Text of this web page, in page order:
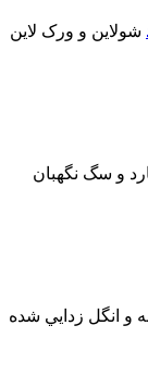
شولاين و ورک لاين
و سگ نگهبان
و انگل زدايي شده